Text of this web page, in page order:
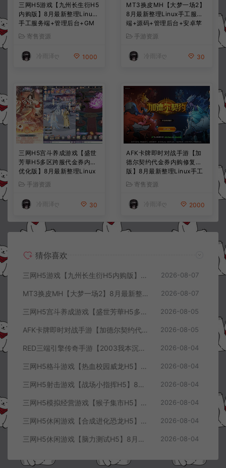
三网H5游戏【九州长生衍H5
内购版】8月最新整理Linux
手工服务端+管理后台+GM
授权后台+简易安卓客户端
+详细搭建教程+视频教程
寄售资源
冷雨泽ღ 1000
MT3换皮MH【大梦一场2】
8月最新整理Linux手工服务
端+源码+管理后台+安卓苹
果双端+详细搭建教程+视频
教程
手游资源
冷雨泽ღ 30
三网H5宫斗养成游戏【盛世
芳華H5多区跨服代金券内购
优化版】8月最新整理Linux
手工服务端+CDK授权后台
+全资源安卓+详细搭建教程
+视频教程
手游资源
冷雨泽ღ 30
AFK卡牌即时对战手游【加
德尔契约代金券内购修复
版】8月最新整理Linux手工
服务端+前后端全套源码+CD
K授权后台+安卓苹果双端
+详细搭建教程+视频教程
寄售资源
冷雨泽ღ 2000
猜你喜欢
三网H5游戏【九州长生衍H5内购版】8月最新整理Linux手工服务端+管理后台+GM授权后台+简易安卓客户端+详细搭建教程+视频教程 2026-08-07
MT3换皮MH【大梦一场2】8月最新整理Linux手工服务端+源码+管理后台+安卓苹果双端+详细搭建教程+视频教程 2026-08-07
三网H5宫斗养成游戏【盛世芳華H5多区跨服代金券内购优化版】8月最新整理Linux手工服务端+CDK授权后台+全资源安卓+详细搭建教程+视频教程 2026-08-05
AFK卡牌即时对战手游【加德尔契约代金券内购修复版】8月最新整理Linux手工服务端+前后端全套源码+CDK授权后台+安卓苹果双端+详细搭建教程+视频教程 2026-08-05
RED三端引擎传奇手游【2003我本沉默三职业】8月最新整理Win一键服务端+PC安卓+详细搭建教程 2026-08-04
三网H5格斗游戏【热血校园威龙H5】8月最新整理Linux手工服务端+Win一键服务端+解压即玩+简易安卓客户端+详细搭建教程 2026-08-04
三网H5射击游戏【战场小指挥H5】8月最新整理Linux手工服务端+Win一键服务端+解压即玩+简易安卓客户端+详细搭建教程 2026-08-04
三网H5模拟经营游戏【猴子集市H5】8月最新整理Linux手工服务端+Win一键服务端+解压即玩+简易安卓客户端+详细搭建教程 2026-08-04
三网H5休闲游戏【合成进化恐龙H5】8月最新整理Linux手工服务端+Win一键服务端+解压即玩+简易安卓客户端+详细搭建教程 2026-08-04
三网H5休闲游戏【脑力测试H5】8月最新整理Linux手工服务端+Win一键服务端+解压即玩+简易安卓客户端+详细搭建教程 2026-08-04